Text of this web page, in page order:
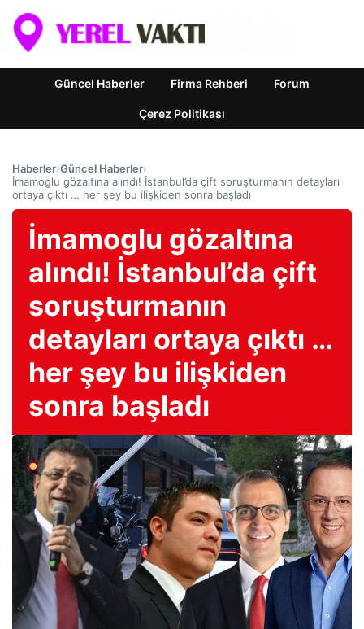
Güncel Haberler Firma Rehberi Forum
Çerez Politikası
Haberler›Güncel Haberler›
İmamoglu gözaltına alındı! İstanbul’da çift soruşturmanın detayları
ortaya çıktı … her şey bu ilişkiden sonra başladı
İmamoglu gözaltına
alındı! İstanbul’da çift
soruşturmanın
detayları ortaya çıktı …
her şey bu ilişkiden
sonra başladı